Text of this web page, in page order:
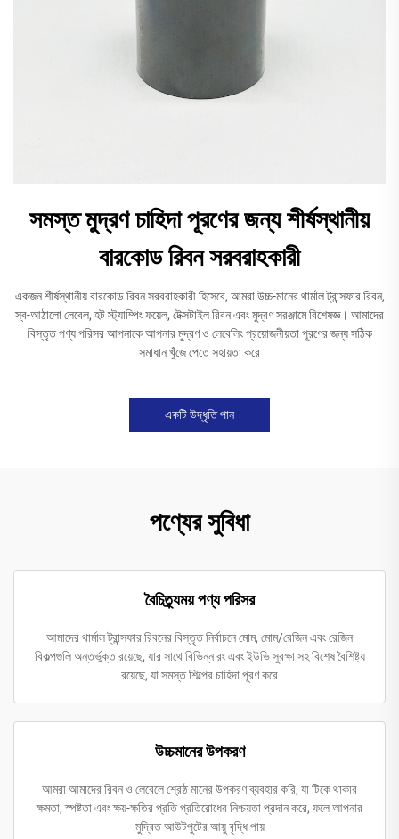
সমস্ত মুদ্রণ চাহিদা পূরণের জন্য শীর্ষস্থানীয়
বারকোড রিবন সরবরাহকারী
একজন শীর্ষস্থানীয় বারকোড রিবন সরবরাহকারী হিসেবে, আমরা উচ্চ-মানের থার্মাল ট্রান্সফার রিবন,
স্ব-আঠালো লেবেল, হট স্ট্যাম্পিং ফয়েল, টেক্সটাইল রিবন এবং মুদ্রণ সরঞ্জামে বিশেষজ্ঞ। আমাদের
বিস্তৃত পণ্য পরিসর আপনাকে আপনার মুদ্রণ ও লেবেলিং প্রয়োজনীয়তা পূরণের জন্য সঠিক
সমাধান খুঁজে পেতে সহায়তা করে
একটি উদ্ধৃতি পান
পণ্যের সুবিধা
বৈচিত্র্যময় পণ্য পরিসর
আমাদের থার্মাল ট্রান্সফার রিবনের বিস্তৃত নির্বাচনে মোম, মোম/রেজিন এবং রেজিন
বিকল্পগুলি অন্তর্ভুক্ত রয়েছে, যার সাথে বিভিন্ন রং এবং ইউভি সুরক্ষা সহ বিশেষ বৈশিষ্ট্য
রয়েছে, যা সমস্ত শিল্পের চাহিদা পূরণ করে
উচ্চমানের উপকরণ
আমরা আমাদের রিবন ও লেবেলে শ্রেষ্ঠ মানের উপকরণ ব্যবহার করি, যা টিকে থাকার
ক্ষমতা, স্পষ্টতা এবং ক্ষয়-ক্ষতির প্রতি প্রতিরোধের নিশ্চয়তা প্রদান করে, ফলে আপনার
মুদ্রিত আউটপুটের আয়ু বৃদ্ধি পায়